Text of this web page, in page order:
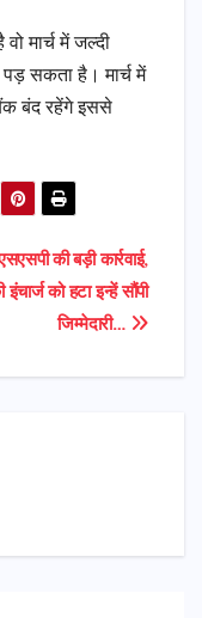
मार्च में जल्दी
सकता है। मार्च में
बंद रहेंगे इससे
की बड़ी कार्रवाई,
इंचार्ज को हटा इन्हें सौंपी
जिम्मेदारी…